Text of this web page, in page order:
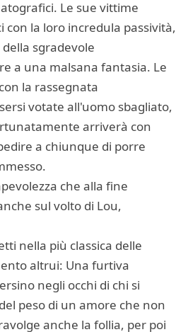
Le sue vittime
con la loro incredula passività,
sgradevole
a una malsana fantasia. Le
la rassegnata
votate all'uomo sbagliato,
arriverà con
a chiunque di porre
che alla fine
sul volto di Lou,
nella più classica delle
altrui: Una furtiva
negli occhi di chi si
peso di un amore che non
anche la follia, per poi